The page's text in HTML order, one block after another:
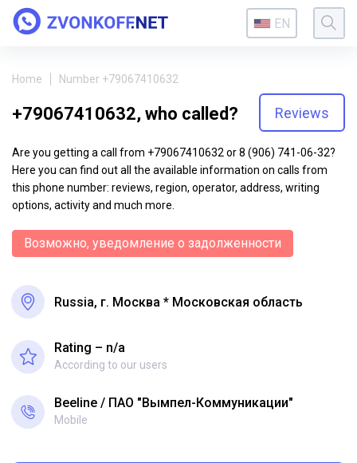
EN
Home Number +79067410632
+79067410632, who called? Reviews
Are you getting a call from +79067410632 or 8 (906) 741-06-32?
Here you can find out all the available information on calls from
this phone number: reviews, region, operator, address, writing
options, activity and much more.
Возможно, уведомление о задолженности
Russia, г. Москва * Московская область
Rating – n/a
According to our users
Beeline ПАО "Вымпел-Коммуникации"
Mobile